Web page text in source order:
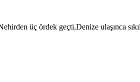
üç ördek geçti,Denize ulaşınca